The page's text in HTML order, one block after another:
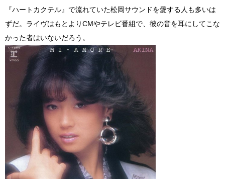
『ハートカクテル』で流れていた松岡サウンドを愛する人も多いは
ずだ。ライヴはもとよりCMやテレビ番組で、彼の音を耳にしてこな
かった者はいないだろう。